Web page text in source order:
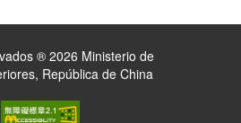
® 2026 Ministerio de
República de China